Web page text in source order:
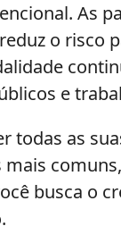
As
o risco
e
todas as
busca o